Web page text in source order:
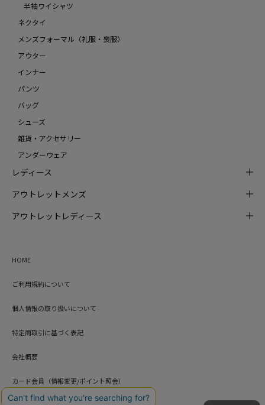
半袖ワイシャツ
ネクタイ
メンズフォーマル（礼服・喪服）
アウター
インナー
パンツ
バッグ
シューズ
雑貨・アクセサリー
アンダーウェア
レディース
アウトレットメンズ
アウトレットレディース
HOME
ご利用規約について
個人情報の取り扱いについて
特定商取引に基づく表記
会社概要
カード会員（情報変更/ポイント照会）